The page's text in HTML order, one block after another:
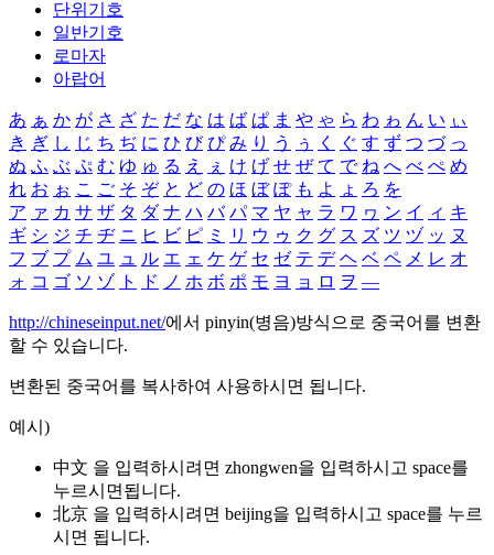
단위기호
일반기호
로마자
아랍어
あ ぁ か が さ ざ た だ な は ば ぱ ま や ゃ ら わ ゎ ん い ぃ
き ぎ し じ ち ぢ に ひ び ぴ み り う ぅ く ぐ す ず つ づ っ
ぬ ふ ぶ ぷ む ゆ ゅ る え ぇ け げ せ ぜ て で ね へ べ ぺ め
れ お ぉ こ ご そ ぞ と ど の ほ ぼ ぽ も よ ょ ろ を
ア ァ カ サ ザ タ ダ ナ ハ バ パ マ ヤ ャ ラ ワ ヮ ン イ ィ キ
ギ シ ジ チ ヂ ニ ヒ ビ ピ ミ リ ウ ゥ ク グ ス ズ ツ ヅ ッ ヌ
フ ブ プ ム ユ ュ ル エ ェ ケ ゲ セ ゼ テ デ ヘ ベ ペ メ レ オ
ォ コ ゴ ソ ゾ ト ド ノ ホ ボ ポ モ ヨ ョ ロ ヲ ―
http://chineseinput.net/에서 pinyin(병음)방식으로 중국어를 변환
할 수 있습니다.
변환된 중국어를 복사하여 사용하시면 됩니다.
예시)
中文 을 입력하시려면 zhongwen을 입력하시고 space를
누르시면됩니다.
北京 을 입력하시려면 beijing을 입력하시고 space를 누르
시면 됩니다.